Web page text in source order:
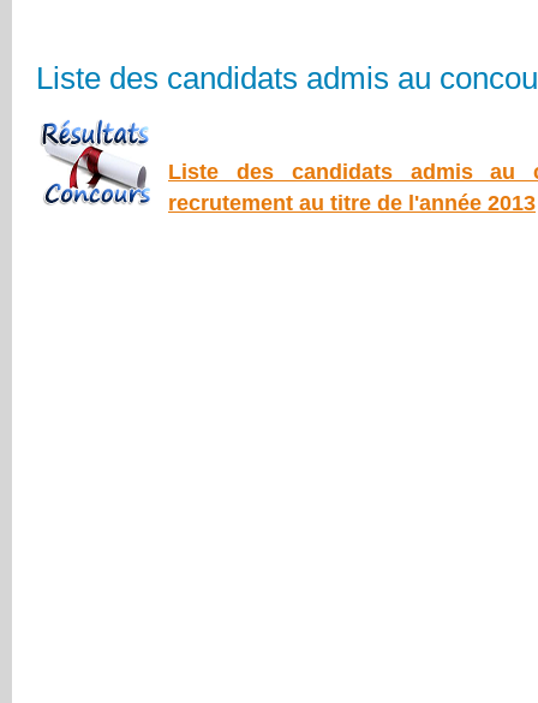
Liste des candidats admis au
Liste des candidats admis au
recrutement au titre de l'année 2013